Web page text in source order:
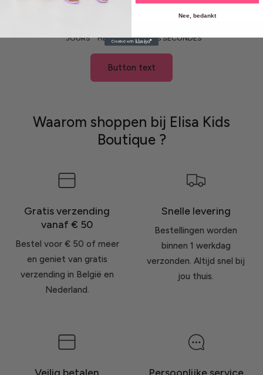
JOURS HEURES MINUTESSECONDES
Button text
Waarom shoppen bij Elisa Kids
Boutique ?
Gratis verzending
vanaf € 50
Bestel voor € 50 of meer
en geniet van gratis
verzending in België en
Nederland.
Snelle levering
Bestellingen worden
binnen 1 werkdag
verzonden. Altijd snel bij
jou thuis.
Veilig betalen Persoonlijke service
Nee, bedankt